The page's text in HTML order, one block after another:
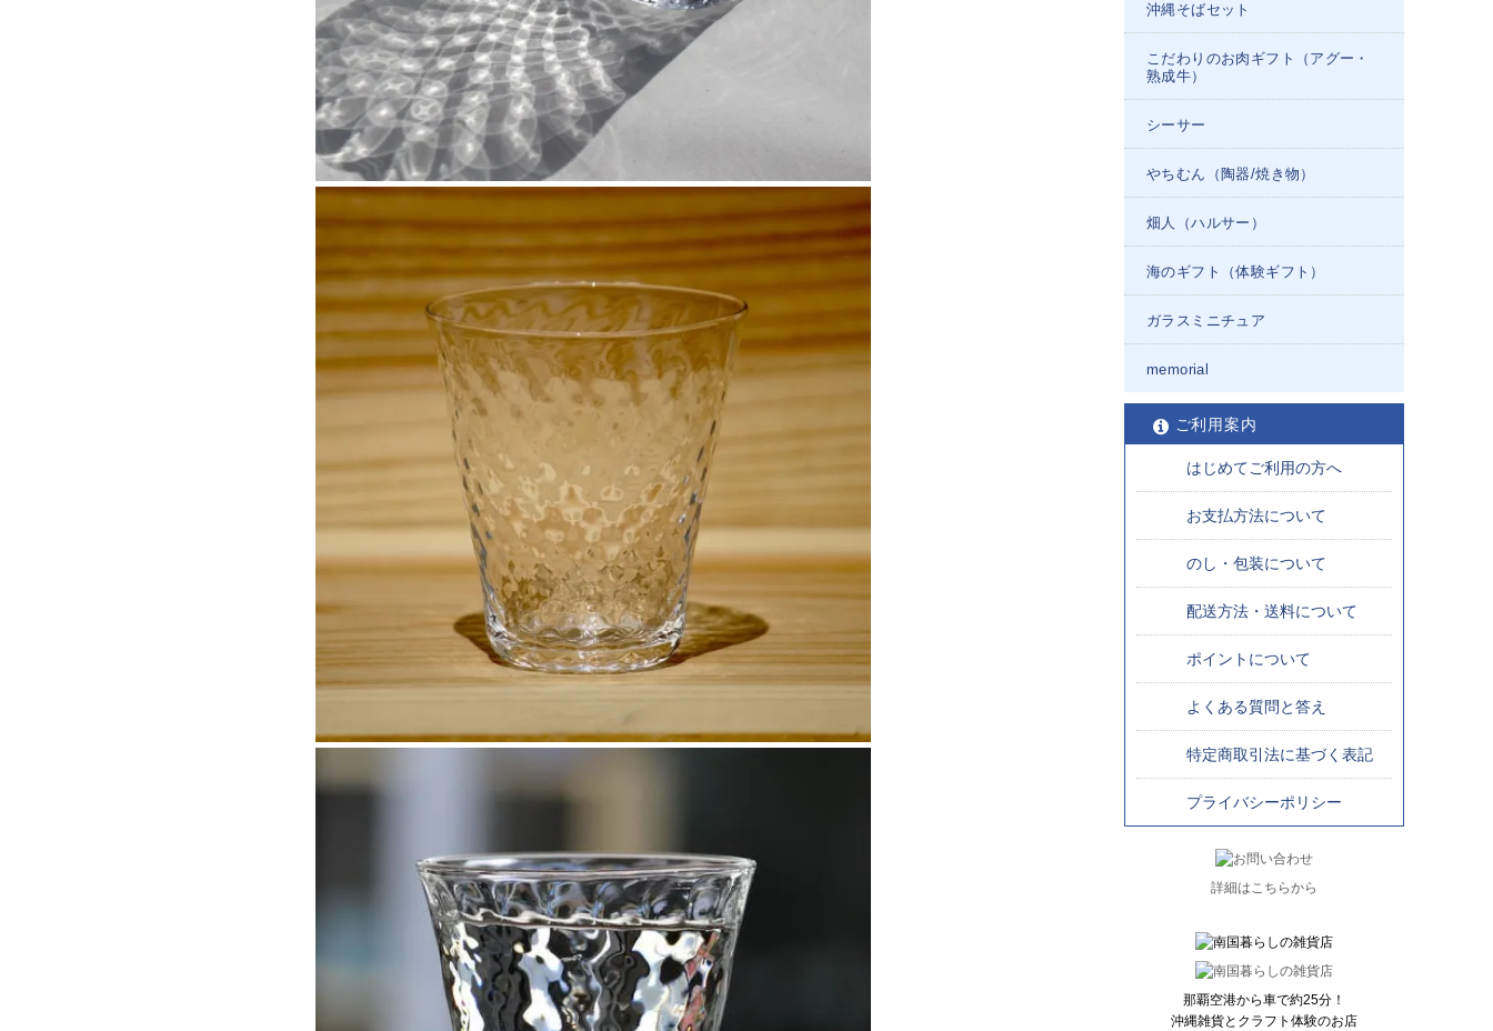
沖縄そばセット
こだわりのお肉ギフト（アグー・
熟成牛）
シーサー
やちむん（陶器/焼き物）
畑人（ハルサー）
海のギフト（体験ギフト）
ガラスミニチュア
memorial
ご利用案内
はじめてご利用の方へ
お支払方法について
のし・包装について
配送方法・送料について
ポイントについて
よくある質問と答え
特定商取引法に基づく表記
プライバシーポリシー
詳細はこちらから
那覇空港から車で約25分！
沖縄雑貨とクラフト体験のお店